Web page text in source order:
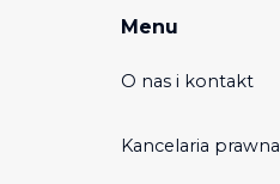
Menu
O nas i kontakt
Kancelaria prawna